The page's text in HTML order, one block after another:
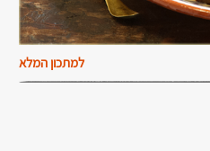
למתכון המלא